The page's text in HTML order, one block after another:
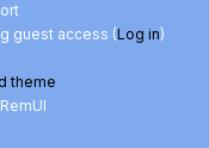
guest access (Log in)
theme